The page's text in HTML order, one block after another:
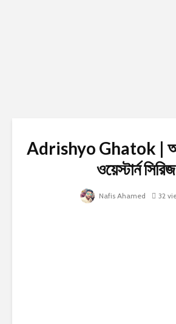
Adrishyo Ghatok |
ওয়েস্টার্ন সিরিজ
Nafis Ahamed 32